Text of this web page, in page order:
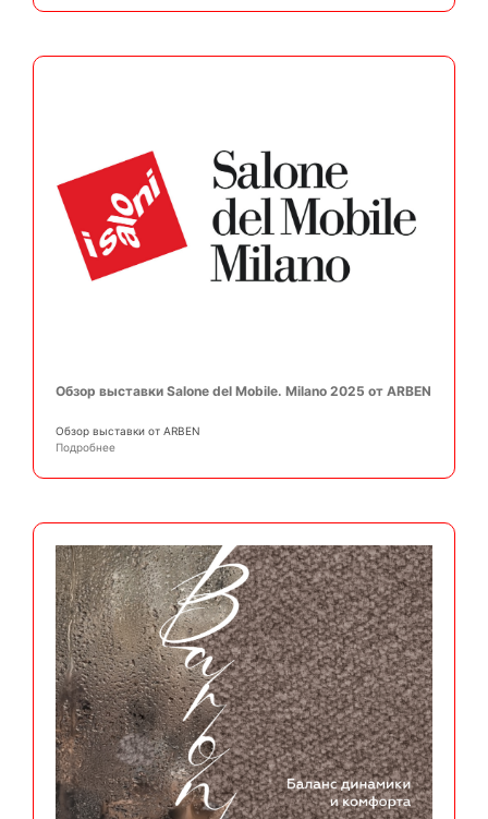
Обзор выставки Salone del Mobile. Milano 2025 от ARBEN
Обзор выставки от ARBEN
Подробнее